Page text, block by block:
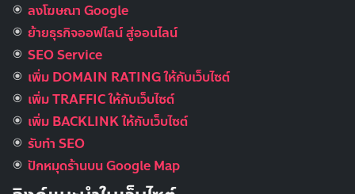
ลงโฆษณา Google
ย้ายธุรกิจออฟไลน์ สู่ออนไลน์
SEO Service
เพิ่ม DOMAIN RATING ให้กับเว็บไซต์
เพิ่ม TRAFFIC ให้กับเว็บไซต์
เพิ่ม BACKLINK ให้กับเว็บไซต์
รับทำ SEO
ปักหมุดร้านบน Google Map